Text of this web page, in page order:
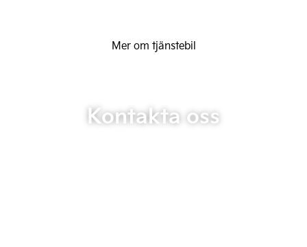
Mer om tjänstebil
Kontakta oss